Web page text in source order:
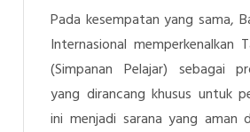
Pada kesempatan yang sama,
Internasional memperkenalkan
(Simpanan Pelajar) sebagai
yang dirancang khusus untuk
ini menjadi sarana yang aman